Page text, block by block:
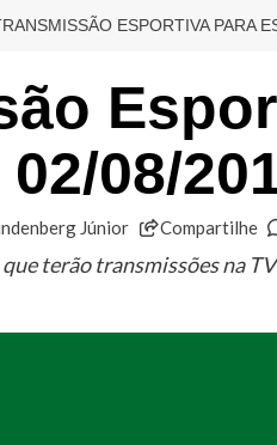
ESPORTIVA PARA
08/
Júnior Compartilhe
terão transmissões na